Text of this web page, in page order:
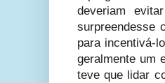
deveriam
surpreendesse
para incentivá-
geralmente um
teve que lidar